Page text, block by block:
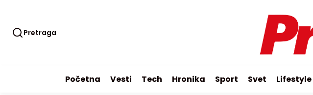
Pretraga
Početna Vesti Tech Hronika Sport Svet Lifestyle